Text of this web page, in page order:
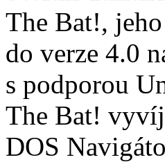
The Bat!,
do verze 4.0
s podporou
The Bat!
DOS